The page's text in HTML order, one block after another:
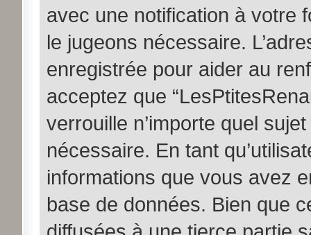
avec une notification à votre
le jugeons nécessaire.
enregistrée pour aider au
acceptez que
verrouille n’importe quel
nécessaire. En tant
informations que vous avez
base de données. Bien que